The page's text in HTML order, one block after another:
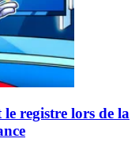
registre lors de la